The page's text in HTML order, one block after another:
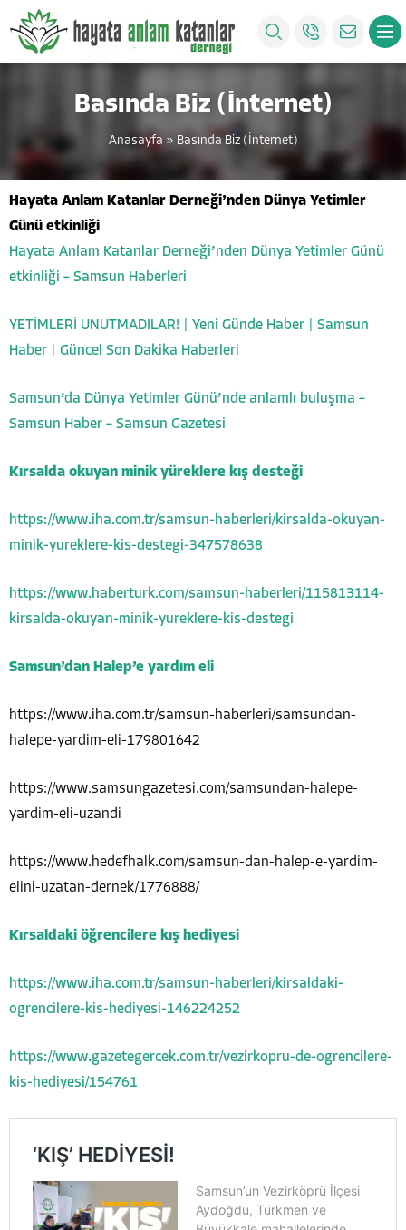
Basında Biz (İnternet)
Anasayfa » Basında Biz (İnternet)
Hayata Anlam Katanlar Derneği’nden Dünya Yetimler
Günü etkinliği
Hayata Anlam Katanlar Derneği’nden Dünya Yetimler Günü
etkinliği – Samsun Haberleri
YETİMLERİ UNUTMADILAR! | Yeni Günde Haber | Samsun
Haber | Güncel Son Dakika Haberleri
Samsun’da Dünya Yetimler Günü’nde anlamlı buluşma –
Samsun Haber – Samsun Gazetesi
Kırsalda okuyan minik yüreklere kış desteği
https://www.iha.com.tr/samsun-haberleri/kirsalda-okuyan-
minik-yureklere-kis-destegi-347578638
https://www.haberturk.com/samsun-haberleri/115813114-
kirsalda-okuyan-minik-yureklere-kis-destegi
Samsun’dan Halep’e yardım eli
https://www.iha.com.tr/samsun-haberleri/samsundan-
halepe-yardim-eli-179801642
https://www.samsungazetesi.com/samsundan-halepe-
yardim-eli-uzandi
https://www.hedefhalk.com/samsun-dan-halep-e-yardim-
elini-uzatan-dernek/1776888/
Kırsaldaki öğrencilere kış hediyesi
https://www.iha.com.tr/samsun-haberleri/kirsaldaki-
ogrencilere-kis-hediyesi-146224252
https://www.gazetegercek.com.tr/vezirkopru-de-ogrencilere-
kis-hediyesi/154761